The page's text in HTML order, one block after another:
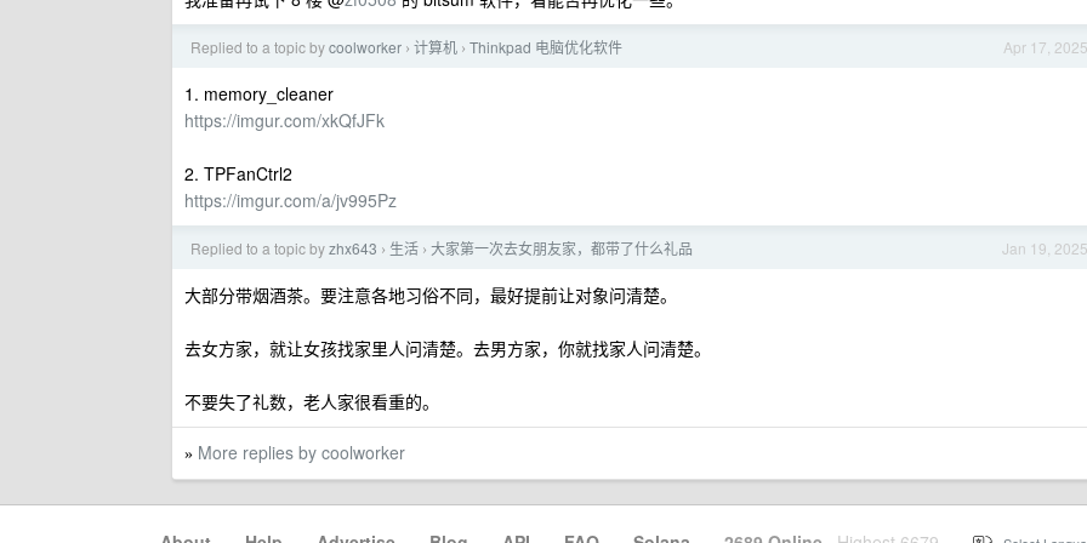
Apr 17, 2025
Replied to a topic bycoolworker › 计算机 › Thinkpad 电脑优化软件
1. memory_cleaner
https://imgur.com/xkQfJFk
2. TPFanCtrl2
https://imgur.com/a/jv995Pz
Jan 19, 2025
Replied to a topic byzhx643 › 生活 › 大家第一次去女朋友家，都带了什么礼品
大部分带烟酒茶。要注意各地习俗不同，最好提前让对象问清楚。
去女方家，就让女孩找家里人问清楚。去男方家，你就找家人问清楚。
不要失了礼数，老人家很看重的。
» More replies by coolworker